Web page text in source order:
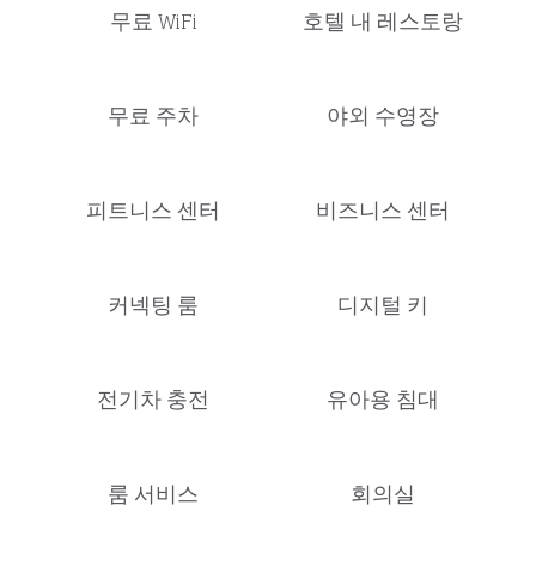
무료 WiFi 호텔 내 레스토랑
무료 주차 야외 수영장
피트니스 센터 비즈니스 센터
커넥팅 룸 디지털 키
전기차 충전 유아용 침대
룸 서비스 회의실